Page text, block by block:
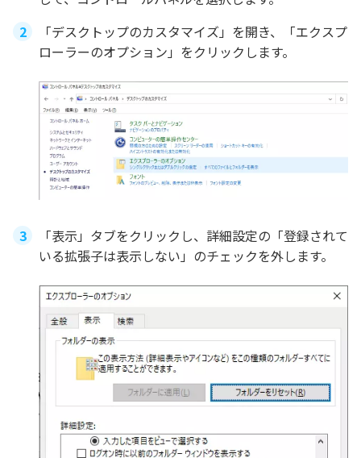
「デスクトップのカスタマイズ」を開き、「エクスプ
ローラーのオプション」をクリックします。
「表示」タブをクリックし、詳細設定の「登録されて
いる拡張子は表示しない」のチェックを外します。